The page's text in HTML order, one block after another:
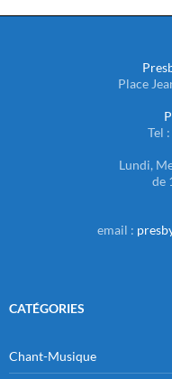
Place
Tel
Lundi,
de
email :
CATÉGORIES
Chant-Musique